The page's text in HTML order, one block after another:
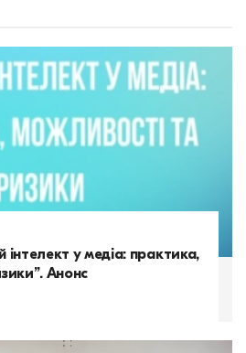
інтелект у медіа: практика,
Анонс